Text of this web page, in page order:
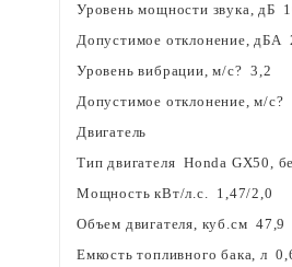
Уровень мощности звука, дБ
Допустимое отклонение, дБА
Уровень вибрации, м/с? 3,2
Допустимое отклонение, м/с?
Двигатель
Тип двигателя Honda GX50,
Мощность кВт/л.с. 1,47/2,0
Объем двигателя, куб.см 47,9
Емкость топливного бака, л